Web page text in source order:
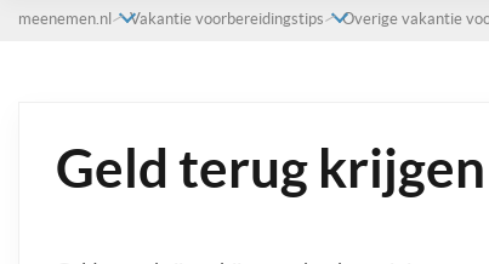
meenemen.nl Vakantie voorbereidingstips Overige vakantie
Geld terug